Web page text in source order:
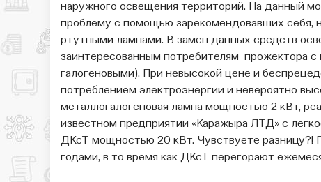
наружного освещения территорий. На данный
проблему с помощью зарекомендовавших себя,
ртутными лампами. В замен данных средств
заинтересованным потребителям прожектора
галогеновыми). При невысокой цене и
потреблением электроэнергии и невероятно
металлогалогеновая лампа мощностью 2 кВт,
известном предприятии «Каражыра ЛТД» с
ДКсТ мощностью 20 кВт. Чувствуете разницу?!
годами, в то время как ДКсТ перегорают